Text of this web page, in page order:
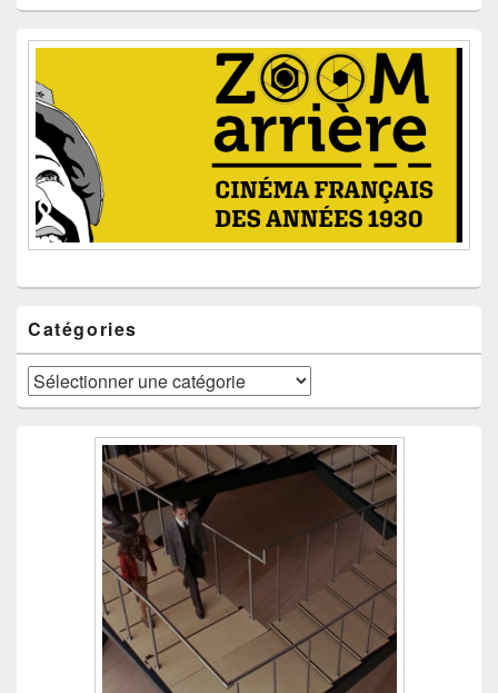
Catégories
Catégories